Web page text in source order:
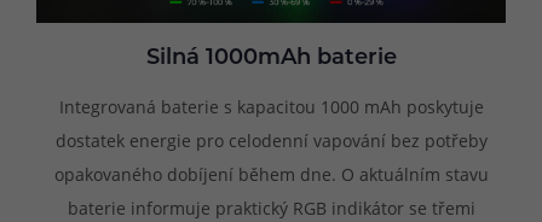
Silná 1000mAh baterie
Integrovaná baterie s kapacitou 1000 mAh poskytuje
dostatek energie pro celodenní vapování bez potřeby
opakovaného dobíjení během dne. O aktuálním stavu
baterie informuje praktický RGB indikátor se třemi